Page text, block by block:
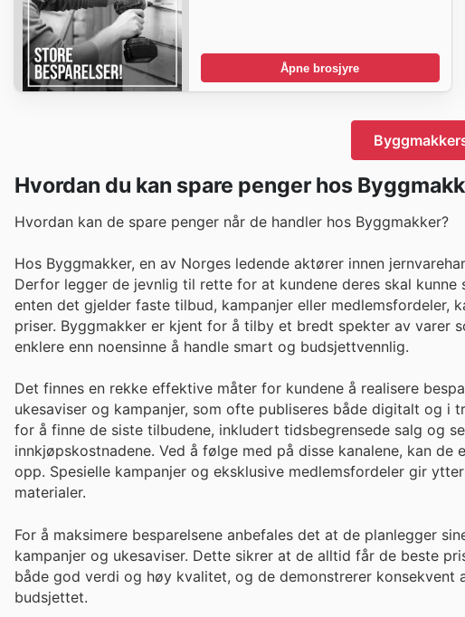
Åpne brosjyre
Hvordan du kan spare penger hos
Hvordan kan de spare penger når de handler hos Byggmakker?
Hos Byggmakker, en av Norges ledende aktører innen
Derfor legger de jevnlig til rette for at kundene deres skal
enten det gjelder faste tilbud, kampanjer eller
priser. Byggmakker er kjent for å tilby et bredt spekter av varer
enklere enn noensinne å handle smart og budsjettvennlig.
Det finnes en rekke effektive måter for kundene å realisere
ukesaviser og kampanjer, som ofte publiseres både digitalt og
for å finne de siste tilbudene, inkludert tidsbegrensede salg og
innkjøpskostnadene. Ved å følge med på disse kanalene, kan
opp. Spesielle kampanjer og eksklusive medlemsfordeler gir
materialer.
For å maksimere besparelsene anbefales det at de planlegger
kampanjer og ukesaviser. Dette sikrer at de alltid får de beste
både god verdi og høy kvalitet, og de demonstrerer
budsjettet.